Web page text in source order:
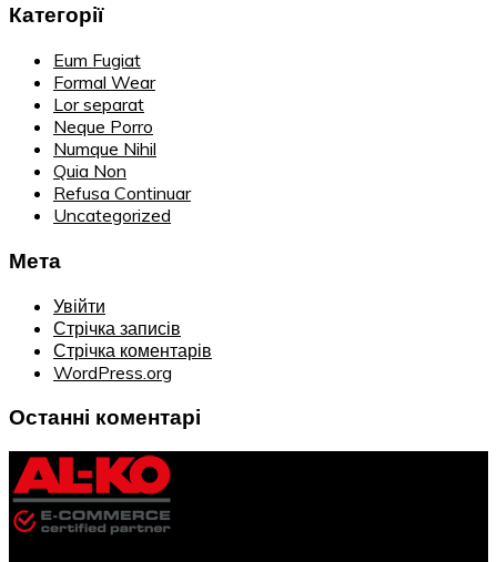
Категорії
Eum Fugiat
Formal Wear
Lor separat
Neque Porro
Numque Nihil
Quia Non
Refusa Continuar
Uncategorized
Мета
Увійти
Стрічка записів
Стрічка коментарів
WordPress.org
Останні коментарі